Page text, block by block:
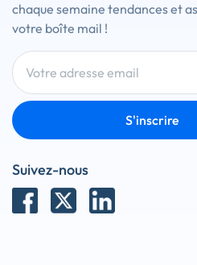
chaque semaine tendances et
votre boîte mail !
S'inscrire
Suivez-nous